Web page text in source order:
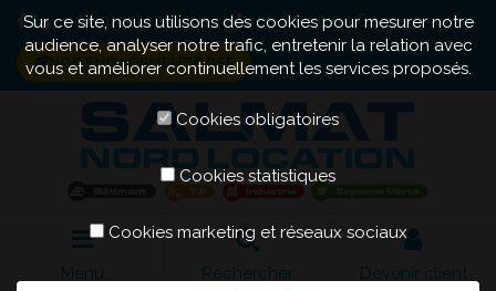
Contactez-nous 03 20 22 04 84
NOS ENGAGEMENTS RSE
Menu Rechercher Devenir client
Sur ce site, nous utilisons des cookies pour mesurer notre
audience, analyser notre trafic, entretenir la relation avec
vous et améliorer continuellement les services proposés.
Cookies obligatoires
Cookies statistiques
Cookies marketing et réseaux sociaux